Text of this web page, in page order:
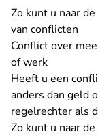
Zo kunt u naar
van conflicten
Conflict over
of werk
Heeft u een
anders dan geld
regelrechter als
Zo kunt u naar